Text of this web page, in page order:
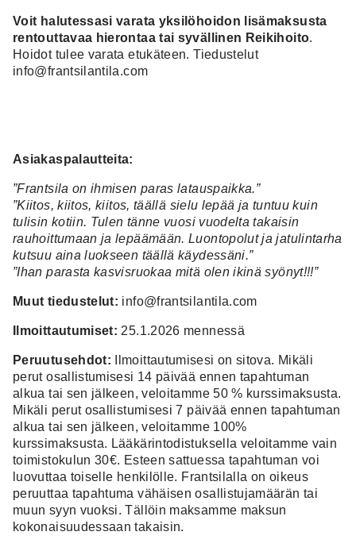
Voit halutessasi varata yksilöhoidon lisämaksusta
rentouttavaa hierontaa tai syvällinen Reikihoito.
Hoidot tulee varata etukäteen. Tiedustelut
info@frantsilantila.com
Asiakaspalautteita:
”Frantsila on ihmisen paras latauspaikka.”
”Kiitos, kiitos, kiitos, täällä sielu lepää ja tuntuu kuin
tulisin kotiin. Tulen tänne vuosi vuodelta takaisin
rauhoittumaan ja lepäämään. Luontopolut ja jatulintarha
kutsuu aina luokseen täällä käydessäni.”
”Ihan parasta kasvisruokaa mitä olen ikinä syönyt!!!”
Muut tiedustelut: info@frantsilantila.com
Ilmoittautumiset: 25.1.2026 mennessä
Peruutusehdot: Ilmoittautumisesi on sitova. Mikäli
perut osallistumisesi 14 päivää ennen tapahtuman
alkua tai sen jälkeen, veloitamme 50 % kurssimaksusta.
Mikäli perut osallistumisesi 7 päivää ennen tapahtuman
alkua tai sen jälkeen, veloitamme 100%
kurssimaksusta. Lääkärintodistuksella veloitamme vain
toimistokulun 30€. Esteen sattuessa tapahtuman voi
luovuttaa toiselle henkilölle. Frantsilalla on oikeus
peruuttaa tapahtuma vähäisen osallistujamäärän tai
muun syyn vuoksi. Tällöin maksamme maksun
kokonaisuudessaan takaisin.